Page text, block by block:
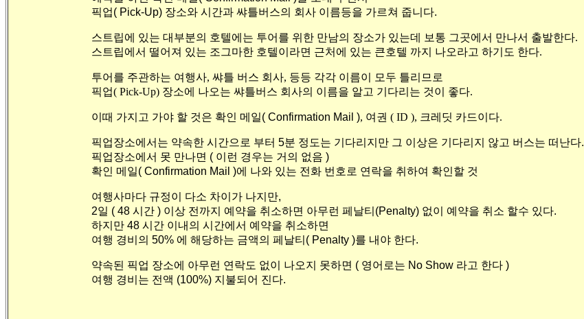
픽업( Pick-Up) 장소와 시간과 쌰틀버스의 회사 이름등을 가르쳐 줍니다.
스트립에 있는 대부분의 호텔에는 투어를 위한 만남의 장소가 있는데 보통 그곳에서 만나서 출발한다.
스트립에서 떨어져 있는 조그마한 호텔이라면 근처에 있는 큰호텔 까지 나오라고 하기도 한다.
투어를 주관하는 여행사, 쌰틀 버스 회사, 등등 각각 이름이 모두 틀리므로
픽업( Pick-Up) 장소에 나오는 쌰틀버스 회사의 이름을 알고 기다리는 것이 좋다.
이때 가지고 가야 할 것은 확인 메일( Confirmation Mail ), 여권 ( ID ), 크레딧 카드이다.
픽업장소에서는 약속한 시간으로 부터 5분 정도는 기다리지만 그 이상은 기다리지 않고 버스는 떠난다.
픽업장소에서 못 만나면 ( 이런 경우는 거의 없음 )
확인 메일( Confirmation Mail )에 나와 있는 전화 번호로 연락을 취하여 확인할 것
여행사마다 규정이 다소 차이가 나지만,
2일 ( 48 시간 ) 이상 전까지 예약을 취소하면 아무런 페날티(Penalty) 없이 예약을 취소 할수 있다.
하지만 48 시간 이내의 시간에서 예약을 취소하면
여행 경비의 50% 에 해당하는 금액의 페날티( Penalty )를 내야 한다.
약속된 픽업 장소에 아무런 연락도 없이 나오지 못하면 ( 영어로는 No Show 라고 한다 )
여행 경비는 전액 (100%) 지불되어 진다.